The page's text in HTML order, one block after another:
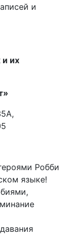
и
их
Робби
языке!